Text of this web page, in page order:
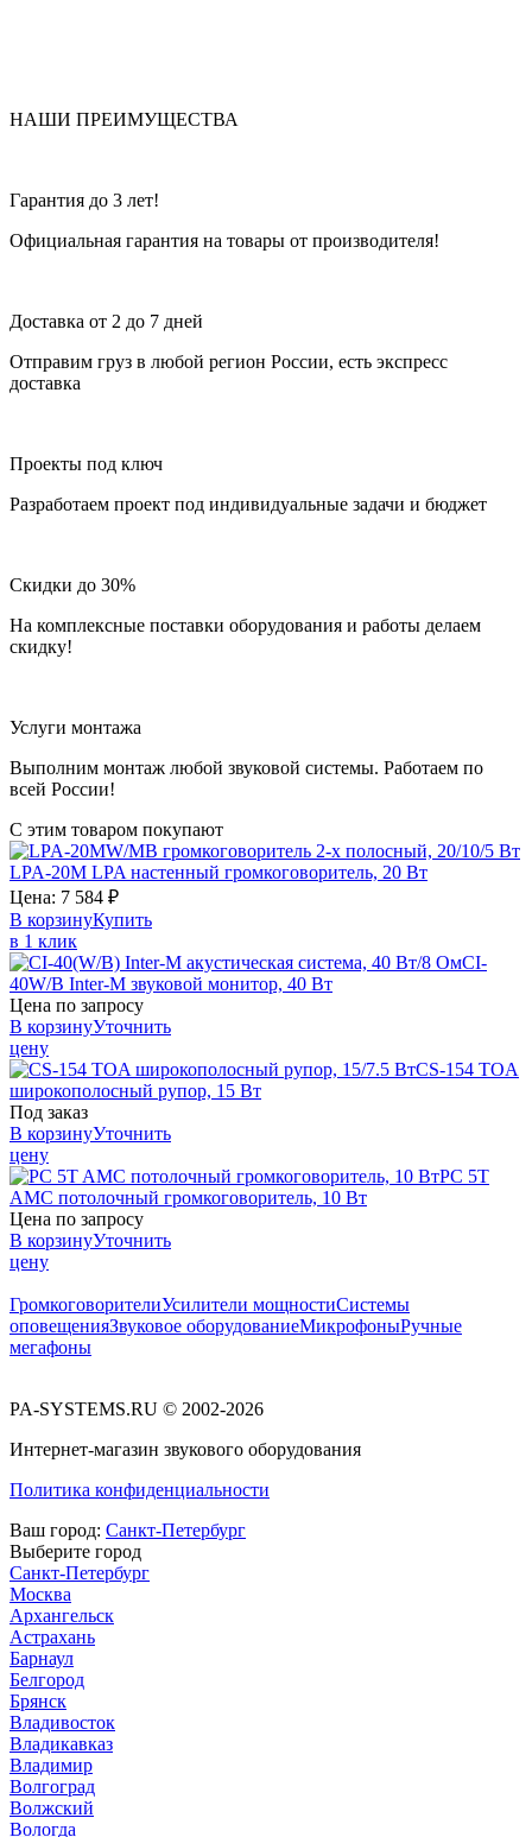
НАШИ ПРЕИМУЩЕСТВА
Гарантия до 3 лет!
Официальная гарантия на товары от производителя!
Доставка от 2 до 7 дней
Отправим груз в любой регион России, есть экспресс
доставка
Проекты под ключ
Разработаем проект под индивидуальные задачи и бюджет
Скидки до 30%
На комплексные поставки оборудования и работы делаем
скидку!
Услуги монтажа
Выполним монтаж любой звуковой системы. Работаем по
всей России!
С этим товаром покупают
LPA-20M LPA настенный громкоговоритель, 20 Вт
Цена: 7 584 ₽
В корзинуКупить
в 1 клик
CI-
40W/B Inter-M звуковой монитор, 40 Вт
Цена по запросу
В корзинуУточнить
цену
CS-154 TOA
широкополосный рупор, 15 Вт
Под заказ
В корзинуУточнить
цену
PC 5T
AMC потолочный громкоговоритель, 10 Вт
Цена по запросу
В корзинуУточнить
цену
ГромкоговорителиУсилители мощностиСистемы
оповещенияЗвуковое оборудованиеМикрофоныРучные
мегафоны
PA-SYSTEMS.RU © 2002-2026
Интернет-магазин звукового оборудования
Политика конфиденциальности
Ваш город: Санкт-Петербург
Выберите город
Санкт-Петербург
Москва
Архангельск
Астрахань
Барнаул
Белгород
Брянск
Владивосток
Владикавказ
Владимир
Волгоград
Волжский
Вологда